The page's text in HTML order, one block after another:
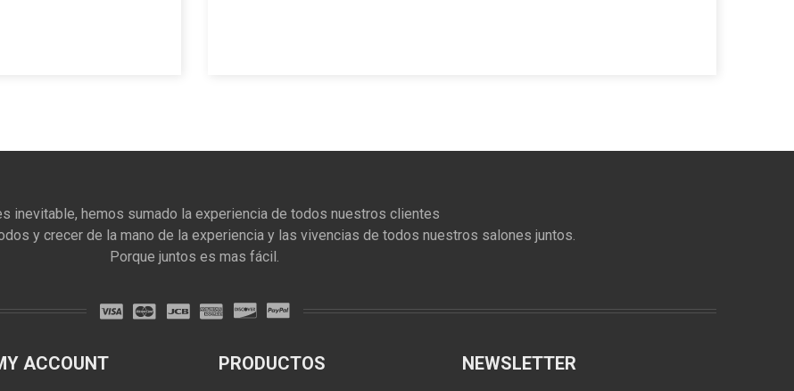
inevitable, hemos sumado la experiencia de todos nuestros clientes
y crecer de la mano de la experiencia y las vivencias de todos nuestros salones juntos.
Porque juntos es mas fácil.
ACCOUNT PRODUCTOS NEWSLETTER